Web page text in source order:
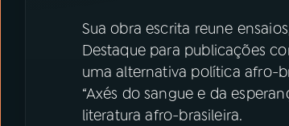
Sua obra escrita reune
Destaque para publicações
uma alternativa política afro-
“Axés do sangue e da
literatura afro-brasileira.